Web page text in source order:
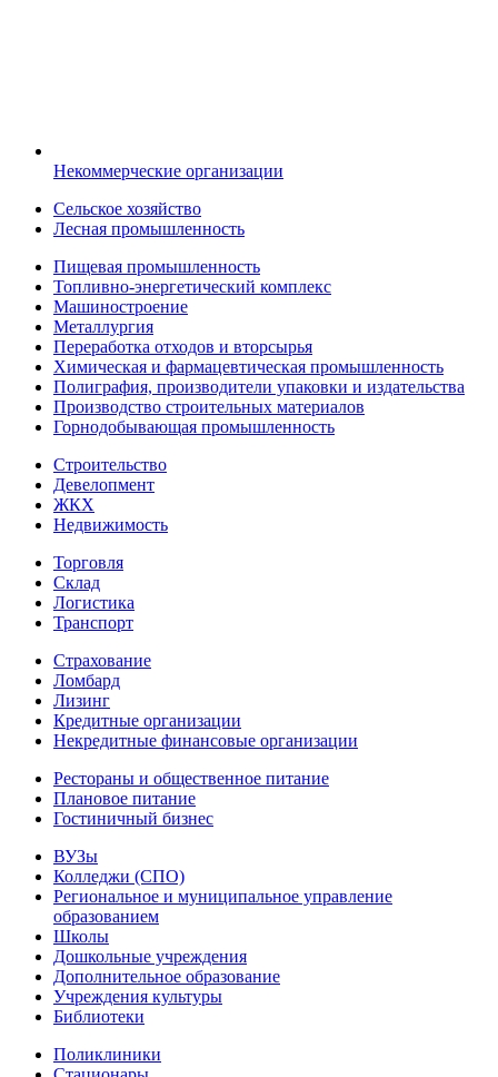
Некоммерческие организации
Сельское хозяйство
Лесная промышленность
Пищевая промышленность
Топливно-энергетический комплекс
Машиностроение
Металлургия
Переработка отходов и вторсырья
Химическая и фармацевтическая промышленность
Полиграфия, производители упаковки и издательства
Производство строительных материалов
Горнодобывающая промышленность
Строительство
Девелопмент
ЖКХ
Недвижимость
Торговля
Склад
Логистика
Транспорт
Страхование
Ломбард
Лизинг
Кредитные организации
Некредитные финансовые организации
Рестораны и общественное питание
Плановое питание
Гостиничный бизнес
ВУЗы
Колледжи (СПО)
Региональное и муниципальное управление
образованием
Школы
Дошкольные учреждения
Дополнительное образование
Учреждения культуры
Библиотеки
Поликлиники